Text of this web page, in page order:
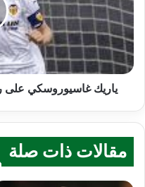
ياريك غاسيوروسكي على
مقالات ذات صلة